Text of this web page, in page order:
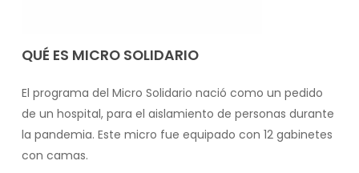
QUÉ ES MICRO SOLIDARIO
El programa del Micro Solidario nació como un pedido
de un hospital, para el aislamiento de personas durante
la pandemia. Este micro fue equipado con 12 gabinetes
con camas.